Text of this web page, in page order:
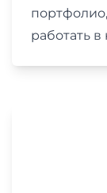
работать